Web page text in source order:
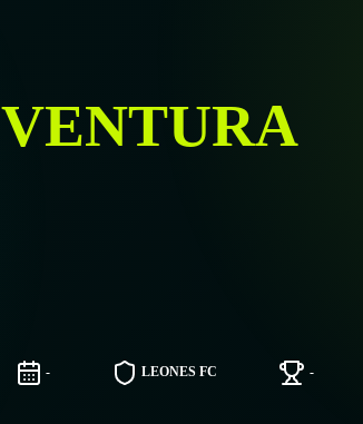
VENTURA
- LEONES FC -